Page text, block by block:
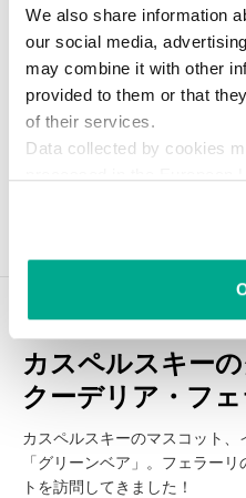
We also share information
our social media,
may combine it with other
provided to them or that
of their services.
Data collected by cookies
カスペルスキー
クーデリア・フ
カスペルスキーのマスコット
「グリーンベア」。フェラー
トを訪問してきました！